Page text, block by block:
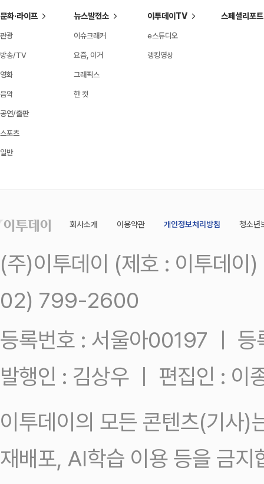
문화·라이프
관광
방송/TV
영화
음악
공연/출판
스포츠
일반
뉴스발전소
이슈크래커
요즘, 이거
그래픽스
한 컷
이투데이TV
e스튜디오
랭킹영상
스페셜리포트
회사소개 이용약관 개인정보처리방침 청소년
(주)이투데이 (제호 : 이투데
02) 799-2600
등록번호 : 서울아00197 ㅣ
발행인 : 김상우 ㅣ 편집인 : 이
이투데이의 모든 콘텐츠(기사)
재배포, AI학습 이용 등을 금지